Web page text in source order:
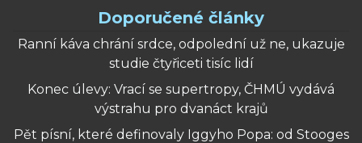
Doporučené články
Ranní káva chrání srdce, odpolední už ne, ukazuje
studie čtyřiceti tisíc lidí
Konec úlevy: Vrací se supertropy, ČHMÚ vydává
výstrahu pro dvanáct krajů
Pět písní, které definovaly Iggyho Popa: od Stooges